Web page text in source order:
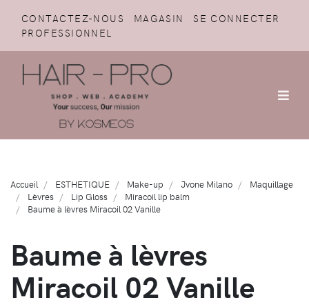
CONTACTEZ-NOUS MAGASIN
SE CONNECTER
PROFESSIONNEL
Accueil ESTHETIQUE Make-up Jvone Milano
Maquillage
Lèvres
Lip Gloss
Miracoil lip balm
Baume à lèvres Miracoil 02 Vanille
Baume à lèvres
Miracoil 02 Vanille